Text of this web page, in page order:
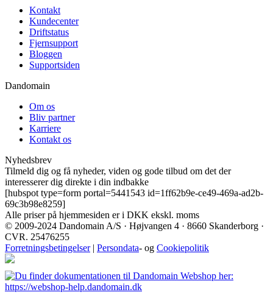
Kontakt
Kundecenter
Driftstatus
Fjernsupport
Bloggen
Supportsiden
Dandomain
Om os
Bliv partner
Karriere
Kontakt os
Nyhedsbrev
Tilmeld dig og få nyheder, viden og gode tilbud om det der
interesserer dig direkte i din indbakke
[hubspot type=form portal=5441543 id=1ff62b9e-ce49-469a-ad2b-
69c3b98e8259]
Alle priser på hjemmesiden er i DKK ekskl. moms
© 2009-2024 Dandomain A/S · Højvangen 4 · 8660 Skanderborg ·
CVR. 25476255
Forretningsbetingelser| Persondata- og Cookiepolitik